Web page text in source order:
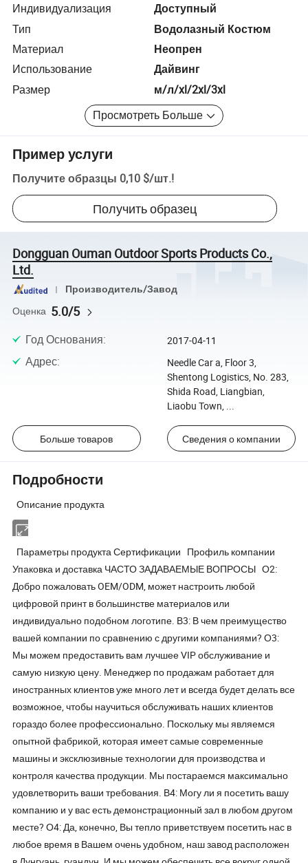
Индивидуализация
Доступный
Тип
Водолазный Костюм
Материал
Неопрен
Использование
Дайвинг
Размер
м/л/xl/2xl/3xl
Просмотреть Больше
Пример услуги
Получите образцы 0,10 $/шт.!
Получить образец
Dongguan Ouman Outdoor Sports Products Co.,
Ltd.
Производитель/Завод
Оценка 5.0/5
Год Основания: 2017-04-11
Адрес:
Needle Car a, Floor 3,
Shentong Logistics, No. 283,
Shida Road, Liangbian,
Liaobu Town, ...
Больше товаров Сведения о компании
Подробности
Описание продукта
Параметры продукта Сертификации Профиль компании
Упаковка и доставка ЧАСТО ЗАДАВАЕМЫЕ ВОПРОСЫ О2:
Добро пожаловать OEM/ODM, может настроить любой
цифровой принт в большинстве материалов или
индивидуально подобном логотипе. В3: В чем преимущество
вашей компании по сравнению с другими компаниями? О3:
Мы можем предоставить вам лучшее VIP обслуживание и
самую низкую цену. Менеджер по продажам работает для
иностранных клиентов уже много лет и всегда будет делать все
возможное, чтобы научиться обслуживать наших клиентов
гораздо более профессионально. Поскольку мы являемся
опытной фабрикой, которая имеет самые современные
машины и эксклюзивные технологии для производства и
контроля качества продукции. Мы постараемся максимально
удовлетворить ваши требования. В4: Могу ли я посетить вашу
компанию и у вас есть демонстрационный зал в любом другом
месте? О4: Да, конечно, Вы тепло приветствуем посетить нас в
любое время в Вашем очень удобном, наш завод расположен